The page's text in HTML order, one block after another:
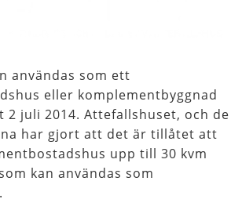
användas som ett
eller komplementbyggnad
2 juli 2014. Attefallshuset, och de
har gjort att det är tillåtet att
upp till 30 kvm
kan användas som